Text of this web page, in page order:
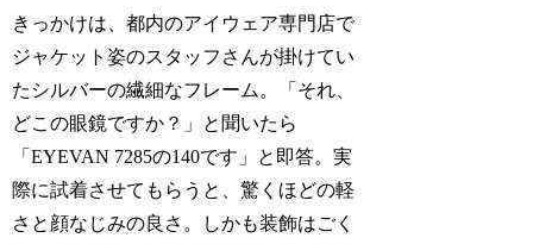
きっかけは、都内のアイウェア専門店で
ジャケット姿のスタッフさんが掛けてい
たシルバーの繊細なフレーム。「それ、
どこの眼鏡ですか？」と聞いたら
「EYEVAN 7285の140です」と即答。実
際に試着させてもらうと、驚くほどの軽
さと顔なじみの良さ。しかも装飾はごく